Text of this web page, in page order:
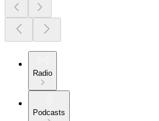
Radio
Podcasts